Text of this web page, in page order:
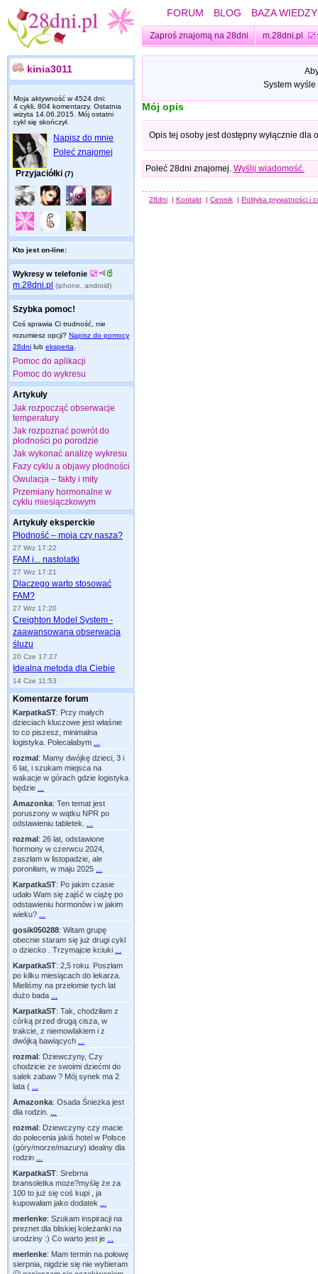
FORUM BLOG BAZA WIEDZY
Zaproś znajomą na 28dni m.28dni.pl
kinia3011
Moja aktywność w 4524 dni:
4 cykli, 804 komentarzy. Ostatnia
wizyta 14.06.2015 . Mój ostatni
cykl się skończył.
Napisz do mnie
Poleć znajomej
Przyjaciółki (7)
Kto jest on-line:
Wykresy w telefonie
m.28dni.pl (iphone, android)
Szybka pomoc!
Coś sprawia Ci trudność, nie
rozumiesz opcji? Napisz do pomocy
28dni lub eksperta
Pomoc do aplikacji
Pomoc do wykresu
Artykuły
Jak rozpocząć obserwacje
temperatury
Jak rozpoznać powrót do
płodności po porodzie
Jak wykonać analizę wykresu
Fazy cyklu a objawy płodności
Owulacja – fakty i mity
Przemiany hormonalne w
cyklu miesiączkowym
Artykuły eksperckie
Płodność – moja czy nasza?
27 Wrz 17:22
FAM i... nastolatki
27 Wrz 17:21
Dlaczego warto stosować
FAM?
27 Wrz 17:20
Creighton Model System -
zaawansowana obserwacja
śluzu
20 Cze 17:27
Idealna metoda dla Ciebie
14 Cze 11:53
Komentarze forum
KarpatkaST: Przy małych
dzieciach kluczowe jest właśnie
to co piszesz, minimalna
logistyka. Polecałabym
rozmal: Mamy dwójkę dzieci, 3 i
6 lat, i szukam miejsca na
wakacje w górach gdzie logistyka
będzie
Amazonka: Ten temat jest
poruszony w wątku NPR po
odstawieniu tabletek.
rozmal: 26 lat, odstawione
hormony w czerwcu 2024,
zaszłam w listopadzie, ale
poroniłam, w maju 2025
KarpatkaST: Po jakim czasie
udało Wam się zajść w ciążę po
odstawieniu hormonów i w jakim
wieku?
gosik050288: Witam grupę
obecnie staram się już drugi cykl
o dziecko . Trzymajcie kciuki
KarpatkaST: 2,5 roku. Poszłam
po kilku miesiącach do lekarza.
Mieliśmy na przełomie tych lat
dużo bada
KarpatkaST: Tak, chodziłam z
córką przed drugą cisza, w
trakcie, z niemowlakiem i z
dwójką bawiących
rozmal: Dziewczyny, Czy
chodzicie ze swoimi dziećmi do
salek zabaw ? Mój synek ma 2
lata (
Amazonka: Osada Śnieżka jest
dla rodzin.
rozmal: Dziewczyny czy macie
do polecenia jakiś hotel w Polsce
(góry/morze/mazury) idealny dla
rodzin
KarpatkaST: Srebrna
bransoletka moze?myślę że za
100 to już się coś kupi , ja
kupowałam jako dodatek
merlenke: Szukam inspiracji na
preznet dla bliskiej koleżanki na
urodziny :) Co warto jest je
merlenke: Mam termin na połowę
sierpnia, nigdzie się nie wybieram
System
Mój opis
Opis tej osoby jest dostępny wyłącznie dla
Poleć 28dni znajomej. Wyślij wiadomość.
28dni | Kontakt | Cennik | Polityka prywatności i